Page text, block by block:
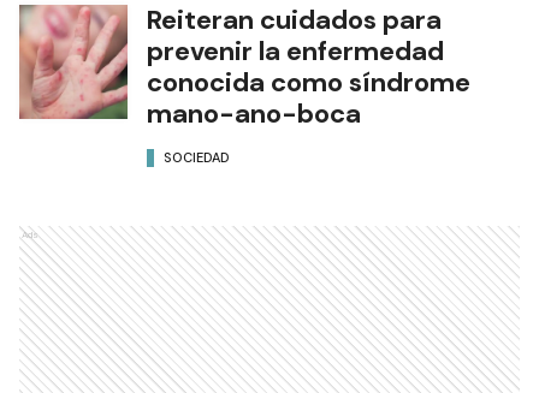
Reiteran cuidados para
prevenir la enfermedad
conocida como síndrome
mano-ano-boca
SOCIEDAD
Ads